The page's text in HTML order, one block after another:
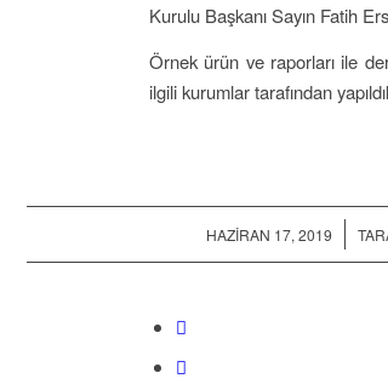
Kurulu Başkanı Sayın Fatih
Örnek ürün ve raporları ile
ilgili kurumlar tarafından
HAZIRAN 17, 2019
/